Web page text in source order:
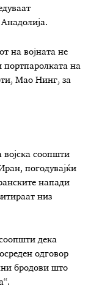
на војната не
портпаролката на
Мао Нинг, за
војска соопшти
погодувајќи
напади
низ
дека
одговор
бродови што